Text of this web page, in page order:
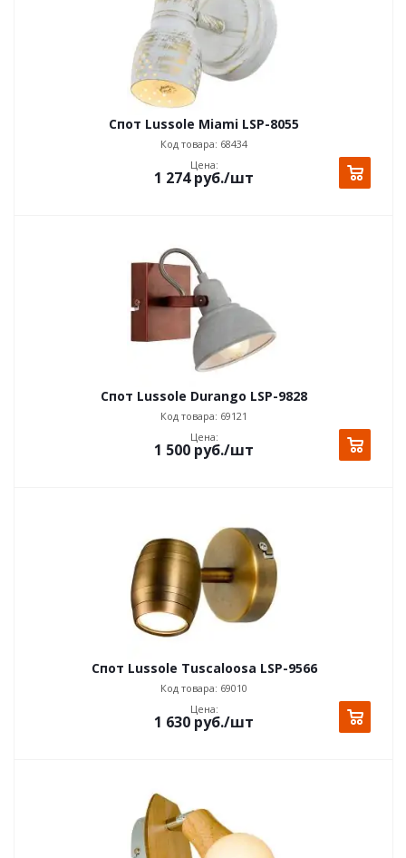
Спот Lussole Miami LSP-8055
Код товара: 68434
Цена:
1 274руб./шт
Спот Lussole Durango LSP-9828
Код товара: 69121
Цена:
1 500 руб./шт
Спот Lussole Tuscaloosa LSP-9566
Код товара: 69010
Цена:
1 630 руб./шт